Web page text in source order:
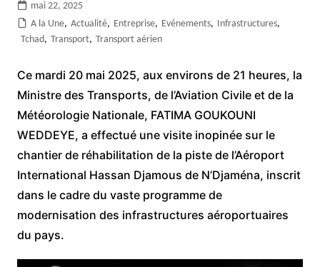
mai 22, 2025
A la Une, Actualité, Entreprise, Evénements, Infrastructures,
Tchad, Transport, Transport aérien
Ce mardi 20 mai 2025, aux environs de 21 heures, la
Ministre des Transports, de l’Aviation Civile et de la
Météorologie Nationale, FATIMA GOUKOUNI
WEDDEYE, a effectué une visite inopinée sur le
chantier de réhabilitation de la piste de l’Aéroport
International Hassan Djamous de N’Djaména, inscrit
dans le cadre du vaste programme de
modernisation des infrastructures aéroportuaires
du pays.